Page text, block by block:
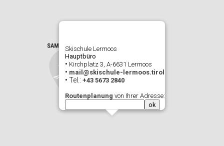
Skischule Lermoos
Hauptbüro
• Kirchplatz 3, A-6631 Lermoos
• mail@skischule-lermoos.tirol
• Tel.: +43 5673 2840
Routenplanung von Ihrer Adresse: